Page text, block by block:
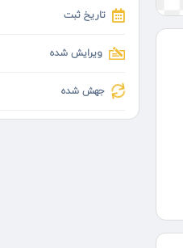
تاریخ ثبت
ویرایش شده
جهش شده